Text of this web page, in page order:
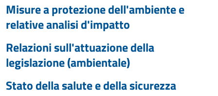
Misure a protezione dell'ambiente e
relative analisi d'impatto
Relazioni sull'attuazione della
legislazione (ambientale)
Stato della salute e della sicurezza